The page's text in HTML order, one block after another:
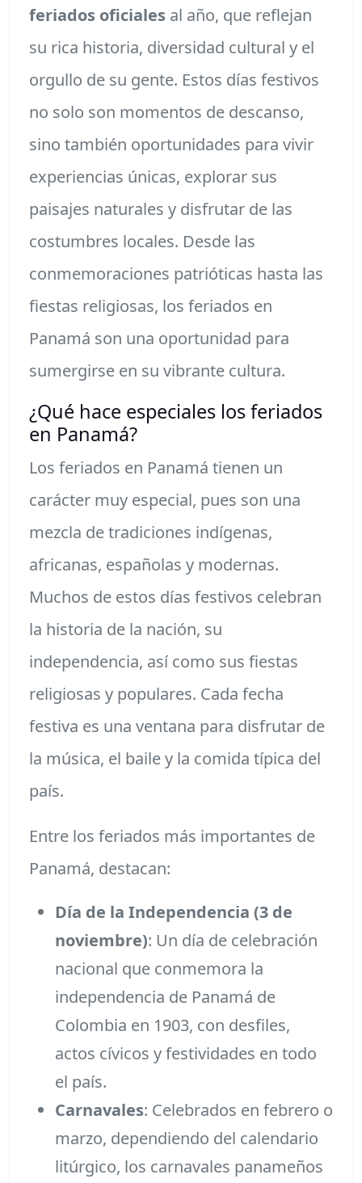
feriados oficiales al año, que reflejan
su rica historia, diversidad cultural y el
orgullo de su gente. Estos días festivos
no solo son momentos de descanso,
sino también oportunidades para vivir
experiencias únicas, explorar sus
paisajes naturales y disfrutar de las
costumbres locales. Desde las
conmemoraciones patrióticas hasta las
fiestas religiosas, los feriados en
Panamá son una oportunidad para
sumergirse en su vibrante cultura.
¿Qué hace especiales los feriados
en Panamá?
Los feriados en Panamá tienen un
carácter muy especial, pues son una
mezcla de tradiciones indígenas,
africanas, españolas y modernas.
Muchos de estos días festivos celebran
la historia de la nación, su
independencia, así como sus fiestas
religiosas y populares. Cada fecha
festiva es una ventana para disfrutar de
la música, el baile y la comida típica del
país.
Entre los feriados más importantes de
Panamá, destacan:
Día de la Independencia (3 de
noviembre): Un día de celebración
nacional que conmemora la
independencia de Panamá de
Colombia en 1903, con desfiles,
actos cívicos y festividades en todo
el país.
Carnavales: Celebrados en febrero o
marzo, dependiendo del calendario
litúrgico, los carnavales panameños